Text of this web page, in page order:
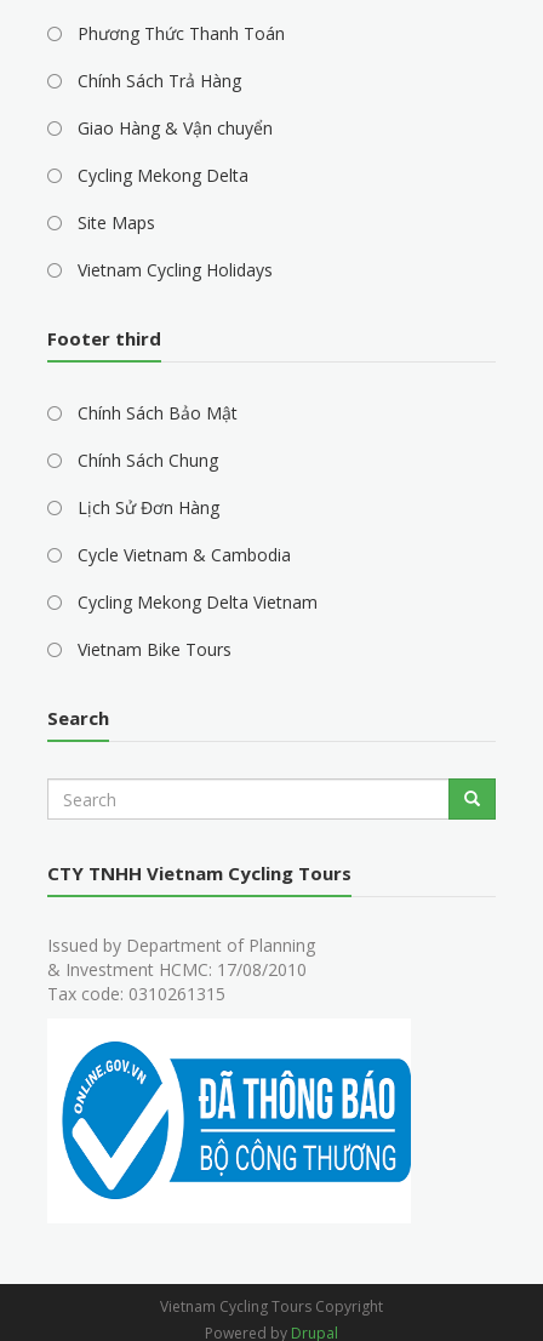
Phương Thức Thanh Toán
Chính Sách Trả Hàng
Giao Hàng & Vận chuyển
Cycling Mekong Delta
Site Maps
Vietnam Cycling Holidays
Footer third
Chính Sách Bảo Mật
Chính Sách Chung
Lịch Sử Đơn Hàng
Cycle Vietnam & Cambodia
Cycling Mekong Delta Vietnam
Vietnam Bike Tours
Search
e
c
Search
CTY TNHH Vietnam Cycling Tours
Issued by Department of Planning
& Investment HCMC: 17/08/2010
Tax code: 0310261315
Vietnam Cycling Tours Copyright
Powered by Drupal